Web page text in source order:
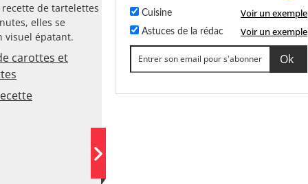
de tartelettes
elles se
visuel épatant.
carottes et
Cuisine Voir un exemple
Astuces de la rédac Voir un exemple